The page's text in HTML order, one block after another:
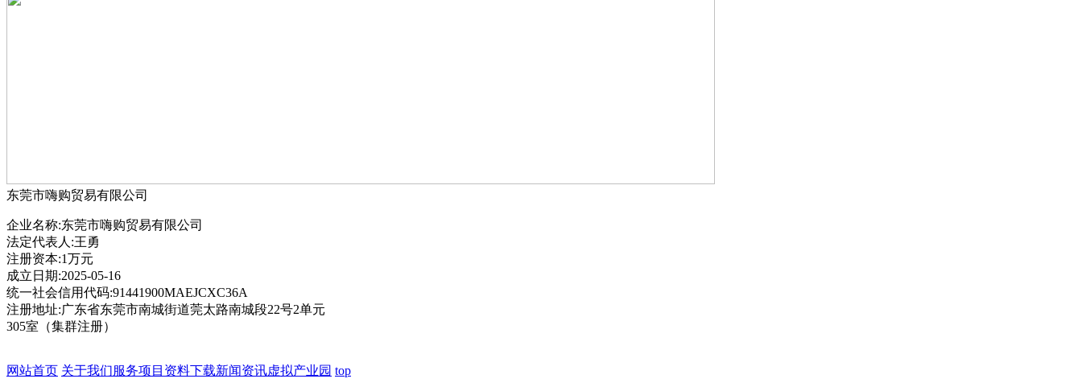
东莞市嗨购贸易有限公司
企业名称:东莞市嗨购贸易有限公司
法定代表人:王勇
注册资本:1万元
成立日期:2025-05-16
统一社会信用代码:91441900MAEJCXC36A
注册地址:广东省东莞市南城街道莞太路南城段22号2单元
305室（集群注册）
网站首页 关于我们服务项目 资料下载新闻资讯虚拟产业园 top